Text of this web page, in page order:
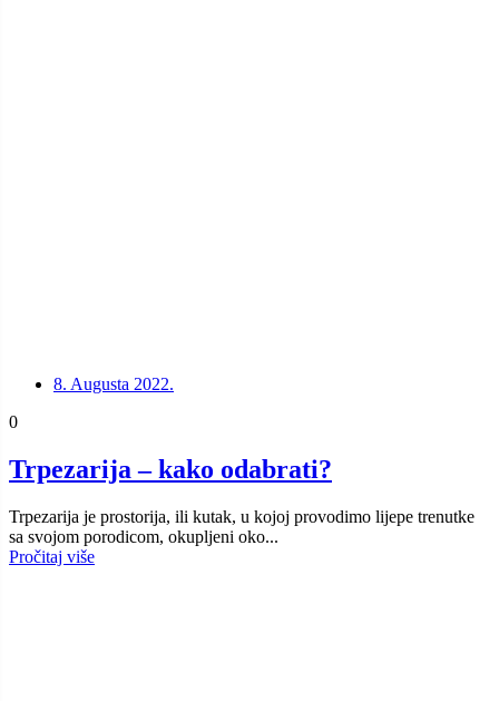
8. Augusta 2022.
0
Trpezarija – kako odabrati?
Trpezarija je prostorija, ili kutak, u kojoj provodimo lijepe trenutke
sa svojom porodicom, okupljeni oko...
Pročitaj više